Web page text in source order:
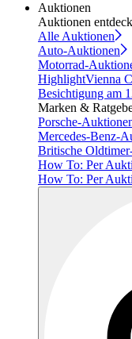
Auktionen
Auktionen
Alle Auktionen
Auto-Auktionen
Motorrad-
HighlightVienna
Besichtigung am
Marken &
Porsche-
Mercedes-Benz-
Britische
How To: Per
How To: Per